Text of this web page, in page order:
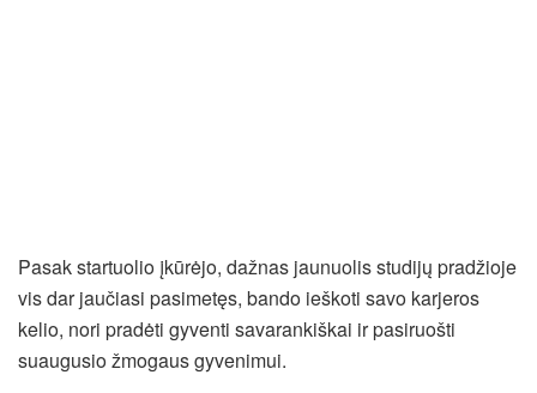
Pasak startuolio įkūrėjo, dažnas jaunuolis studijų pradžioje
vis dar jaučiasi pasimetęs, bando ieškoti savo karjeros
kelio, nori pradėti gyventi savarankiškai ir pasiruošti
suaugusio žmogaus gyvenimui.